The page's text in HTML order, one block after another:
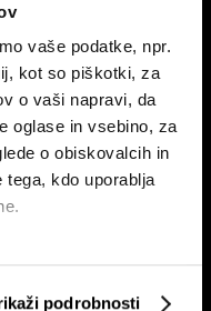
vaše podatke, npr.
kot so piškotki, za
o vaši napravi, da
oglase in vsebino, za
o obiskovalcih in
kdo uporablja
podrobnosti
dneva:
a ne za